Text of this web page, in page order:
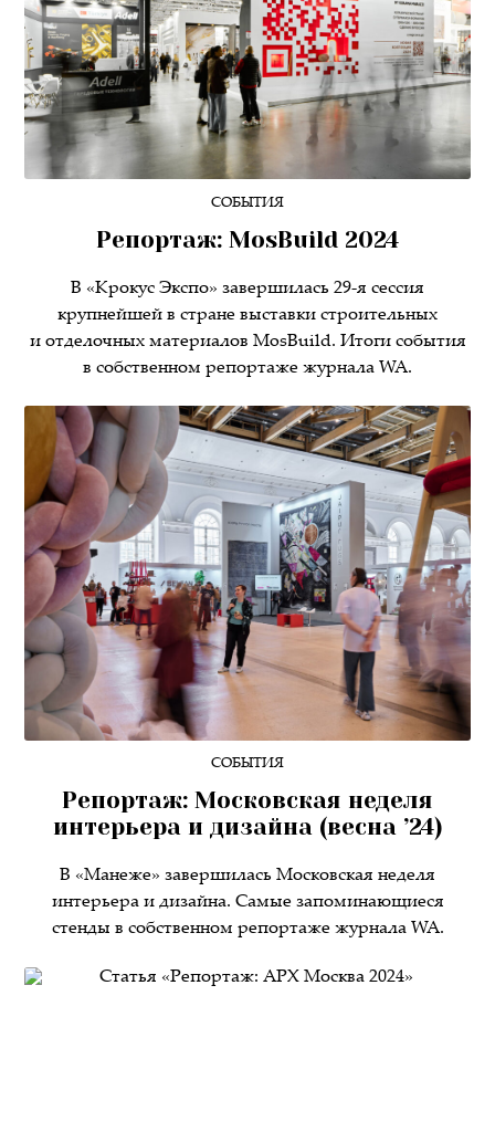
СОБЫТИЯ
Репортаж: MosBuild 2024
В «Крокус Экспо» завершилась 29-я сессия
крупнейшей в стране выставки строительных
и отделочных материалов MosBuild. Итоги события
в собственном репортаже журнала WA.
СОБЫТИЯ
Репортаж: Московская неделя
интерьера и дизайна (весна ’24)
В «Манеже» завершилась Московская неделя
интерьера и дизайна. Самые запоминающиеся
стенды в собственном репортаже журнала WA.